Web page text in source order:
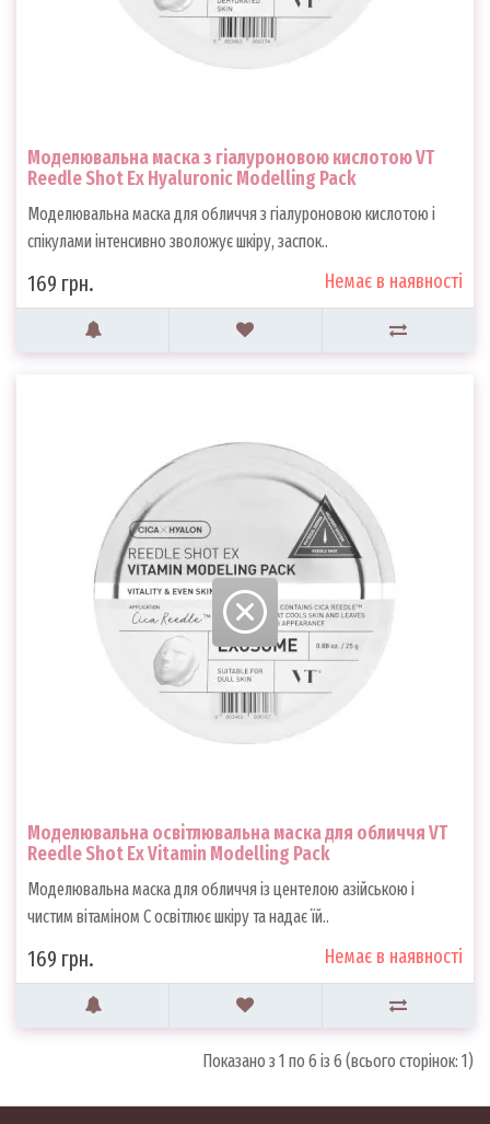
Моделювальна маска з гіалуроновою кислотою VT
Reedle Shot Ex Hyaluronic Modelling Pack
Моделювальна маска для обличчя з гіалуроновою кислотою і
спікулами інтенсивно зволожує шкіру, заспок..
169 грн. Немає в наявності
Моделювальна освітлювальна маска для обличчя VT
Reedle Shot Ex Vitamin Modelling Pack
Моделювальна маска для обличчя із центелою азійською і
чистим вітаміном C освітлює шкіру та надає їй..
169 грн. Немає в наявності
Показано з 1 по 6 із 6 (всього сторінок: 1)